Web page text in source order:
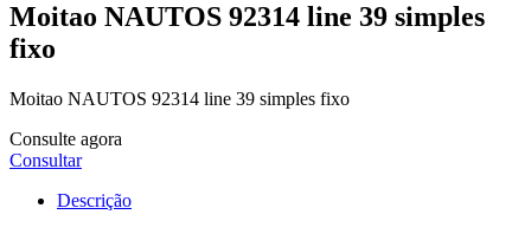
Moitao NAUTOS 92314 line 39 simples
fixo
Moitao NAUTOS 92314 line 39 simples fixo
Consulte agora
Consultar
Descrição